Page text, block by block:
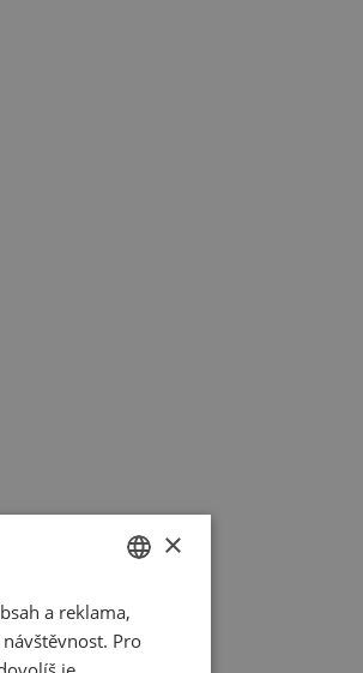
CZECH
SLOVAK
×
a reklama,
Pro